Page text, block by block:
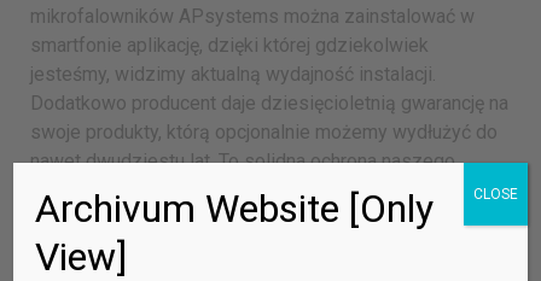
mikrofalowników APsystems można zainstalować w
smartfonie aplikację, dzięki której gdziekolwiek
jesteśmy, widzimy aktualną wydajność instalacji.
Dodatkowo producent daje dziesięcioletnią gwarancję na
swoje produkty, którą opcjonalnie możemy wydłużyć do
nawet dwudziestu lat. To solidna ochrona naszego
sprzętu na lata.
Archivum Website [Only
View]
CLOSE